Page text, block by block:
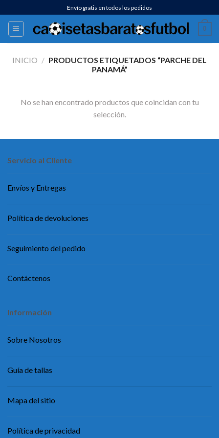
al
contenido
Envío gratis en todos los pedidos
0
INICIO / PRODUCTOS ETIQUETADOS “PARCHE DEL
PANAMÁ”
No se han encontrado productos que coincidan con tu
selección.
Servicio al Cliente
Envíos y Entregas
Política de devoluciones
Seguimiento del pedido
Contáctenos
Información
Sobre Nosotros
Guía de tallas
Mapa del sitio
Política de privacidad